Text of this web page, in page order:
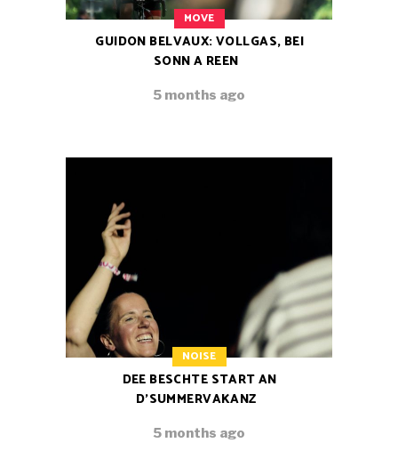
MOVE
GUIDON BELVAUX: VOLLGAS, BEI
SONN A REEN
5 months ago
NOISE
DEE BESCHTE START AN
D’SUMMERVAKANZ
5 months ago